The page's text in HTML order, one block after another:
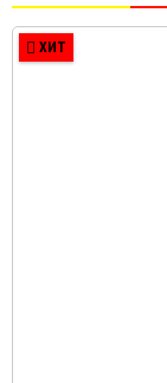
ХИТ